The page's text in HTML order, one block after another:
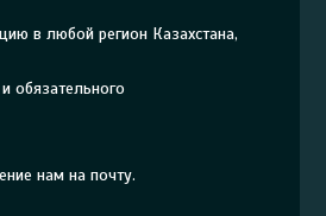
в любой регион Казахстана,
обязательного
нам на почту.